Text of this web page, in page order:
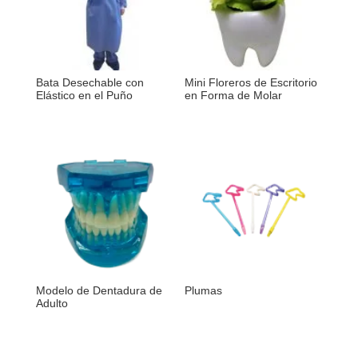
Bata Desechable con
Elástico en el Puño
Mini Floreros de Escritorio
en Forma de Molar
Modelo de Dentadura de
Adulto
Plumas